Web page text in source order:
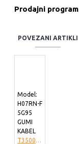
Prodajni program
POVEZANI ARTIKLI
Model:
H07RN-F
5G95
GUMI
KABEL
T3500498